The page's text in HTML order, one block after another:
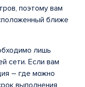
поэтому вам
ближе
лишь
сети. Если вам
– где можно
выполнения